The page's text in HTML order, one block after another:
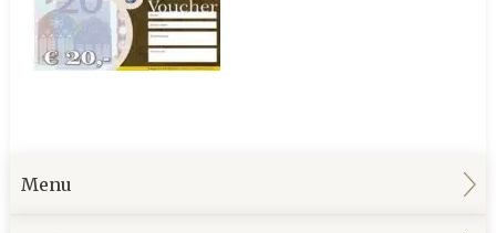
Menu